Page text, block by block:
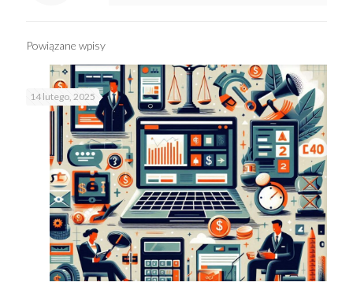
Powiązane wpisy
14 lutego, 2025